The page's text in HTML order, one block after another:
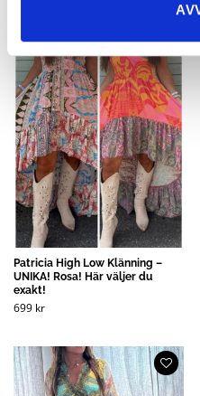
Patricia High Low Klänning –
UNIKA! Rosa! Här väljer du
exakt!
699 kr